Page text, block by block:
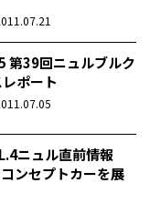
第39回ニュルブルク
ポート
ニュル直前情報
ンセプトカーを展